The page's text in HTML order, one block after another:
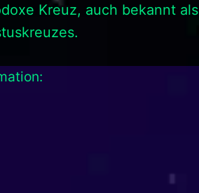
Kreuz, auch bekannt als